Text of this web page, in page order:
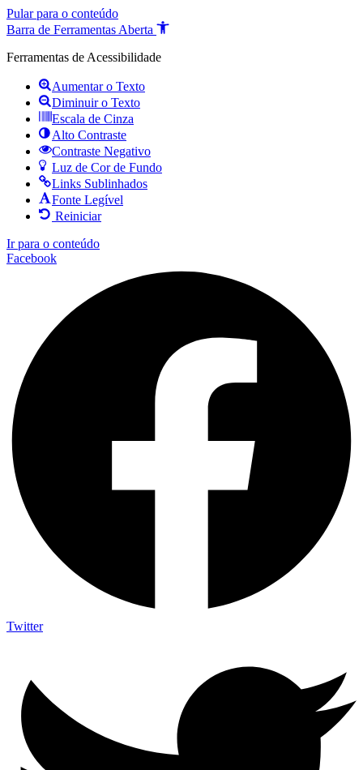
Pular para o conteúdo
Barra de Ferramentas Aberta
Ferramentas de Acessibilidade
Aumentar o Texto
Diminuir o Texto
Escala de Cinza
Alto Contraste
Contraste Negativo
Luz de Cor de Fundo
Links Sublinhados
Fonte Legível
Reiniciar
Ir para o conteúdo
Facebook
Twitter